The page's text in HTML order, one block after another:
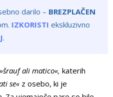
darilo – BREZPLAČEN
IZKORISTI ekskluzivno
.
»šrauf ali matico«, katerih
se« z osebo, ki je